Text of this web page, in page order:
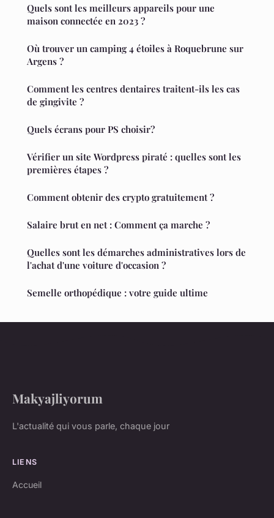
Quels sont les meilleurs appareils pour une
maison connectée en 2023 ?
Où trouver un camping 4 étoiles à Roquebrune sur
Argens ?
Comment les centres dentaires traitent-ils les cas
de gingivite ?
Quels écrans pour PS choisir?
Vérifier un site Wordpress piraté : quelles sont les
premières étapes ?
Comment obtenir des crypto gratuitement ?
Salaire brut en net : Comment ça marche ?
Quelles sont les démarches administratives lors de
l'achat d'une voiture d'occasion ?
Semelle orthopédique : votre guide ultime
Makyajliyorum
L'actualité qui vous parle, chaque jour
LIENS
Accueil